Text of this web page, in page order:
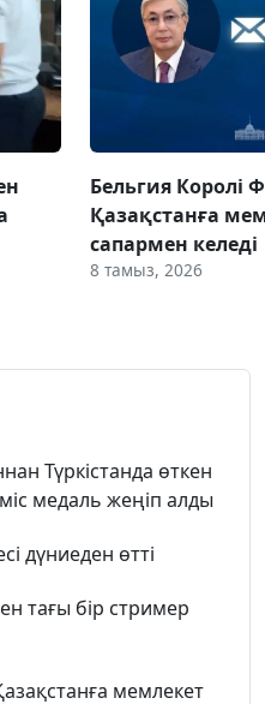
Бельгия Королі
Қазақстанға
сапармен келеді
8 тамыз, 2026
Түркістанда өткен
медаль жеңіп алды
дүниеден өтті
тағы бір стример
мемлекет